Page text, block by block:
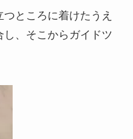
ところに着けたうえ
、そこからガイドツ